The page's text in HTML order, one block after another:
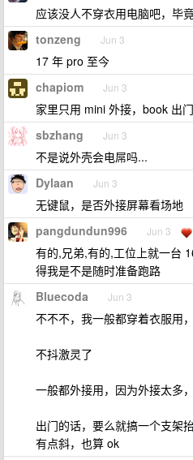
应该没人不穿衣用电脑吧，毕
tonzeng Jun 3
17 年 pro 至今
chapiom Jun 3
家里只用 mini 外接，book 出门
sbzhang Jun 3
不是说外壳会电屌吗...
Dylaan Jun 3
无键鼠，是否外接屏幕看场地
pangdundun996 Jun 3
有的,兄弟,有的,工位上就一台
得我是不是随时准备跑路
Bluecoda Jun 3
不不不，我一般都穿着衣服用
不抖激灵了
一般都外接用，因为外接太多
出门的话，要么就搞一个支架
有点斜，也算 ok